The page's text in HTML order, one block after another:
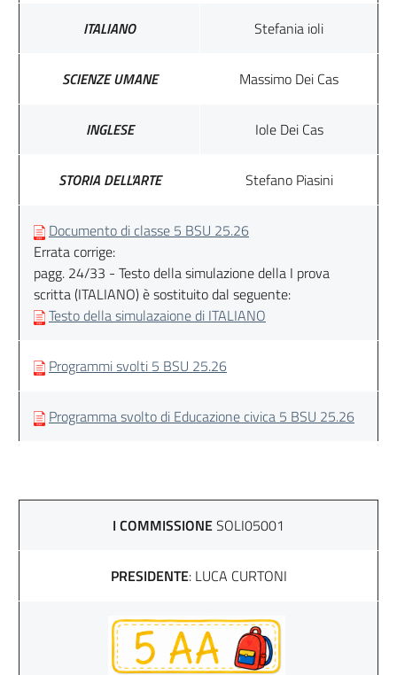
ITALIANO Stefania ioli
SCIENZE UMANE Massimo Dei Cas
INGLESE Iole Dei Cas
STORIA DELL'ARTE Stefano Piasini
Documento di classe 5 BSU 25.26
Errata corrige:
pagg. 24/33 - Testo della simulazione della I prova
scritta (ITALIANO) è sostituito dal seguente:
Testo della simulazaione di ITALIANO
Programmi svolti 5 BSU 25.26
Programma svolto di Educazione civica 5 BSU 25.26
I COMMISSIONESOLI05001
PRESIDENTE: LUCA CURTONI